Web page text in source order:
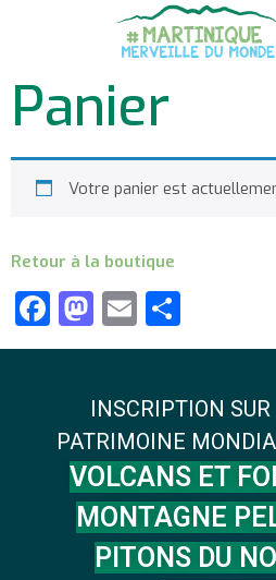
Panier
Votre panier est
Retour à la boutique
Facebook
Mastodon
Email
INSCRIPTION
PATRIMOINE
VOLCANS ET
MONTAGNE
PITONS DU